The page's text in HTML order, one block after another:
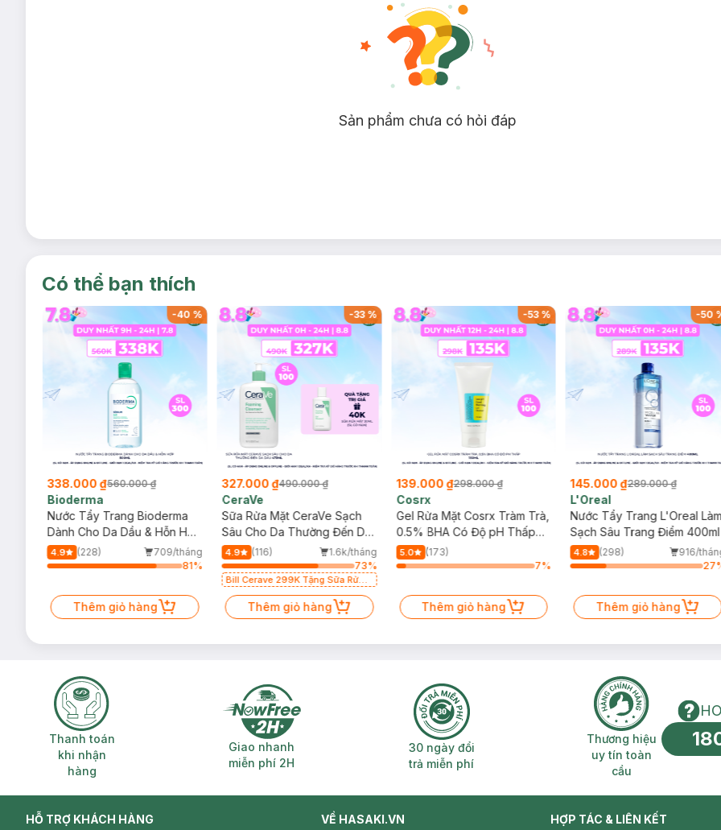
Sản phẩm chưa có hỏi đáp
Có thể bạn thích
-40 %
338.000 ₫560.000 ₫
Bioderma
Nước Tẩy Trang Bioderma
Dành Cho Da Dầu & Hỗn Hợp
500ml
4.9 (228)
709/tháng
81%
Thêm giỏ hàng
-33%
327.000 ₫490.000 ₫
CeraVe
Sữa Rửa Mặt CeraVe Sạch
Sâu Cho Da Thường Đến Da
Dầu 473ml
4.9 (116)
1.6k/tháng
73%
Bill Cerave 299K Tặng Sữa Rửa
Thêm giỏ hàng
-53%
139.000 ₫298.000 ₫
Cosrx
Gel Rửa Mặt Cosrx Tràm Trà,
0.5% BHA Có Độ pH Thấp
150ml
5.0
(173)
7%
Thêm giỏ hàng
-50
145.000 ₫289.000 ₫
L'Oreal
Nước Tẩy Trang L'Oreal Làm
Sạch Sâu Trang Điểm 400ml
4.8 (298)
916/
27
Thêm giỏ hàng
Thanh toán khi nhận hàng
Thanh toán
khi nhận
hàng
Giao nhanh miễn phí 2H
Giao nhanh
miễn phí 2H
30 ngày đổi trả miễn phí
30 ngày đổi
trả miễn phí
Thương hiệu uy
Thương hiệu
uy tín toàn
cầu
HỖ TRỢ KHÁCH HÀNG VỀ HASAKI.VN HỢP TÁC & LIÊN KẾT